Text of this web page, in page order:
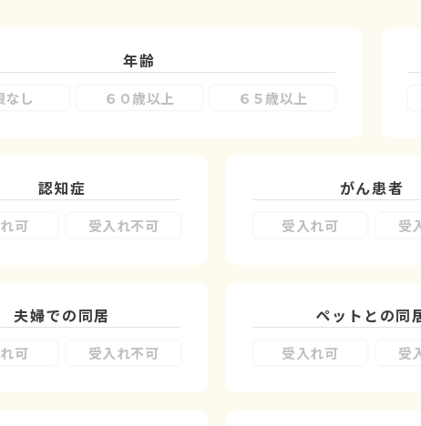
年齢
なし ６０歳以上 ６５歳以上
認知症
可 受入れ不可
がん患者
受入れ可 受
夫婦での同居
可 受入れ不可
ペットとの同
受入れ可 受